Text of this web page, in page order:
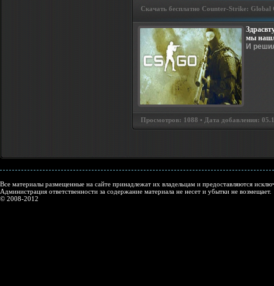
Скачать бесплатно Counter-Strike: Global
мы
И
Просмотров: 1088 • Дата добавления:
Все материалы размещенные на сайте принадлежат их владельцам и предоставляются
Администрация ответственности за содержание материала не несет и убытки не возмещает.
© 2008-2012